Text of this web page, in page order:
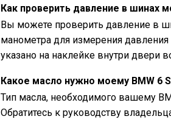
Как проверить давление в шинах
Вы можете проверить давление в
манометра для измерения
указано на наклейке внутри двери
Какое масло нужно моему BMW 6
Тип масла, необходимого вашему
Обратитесь к руководству